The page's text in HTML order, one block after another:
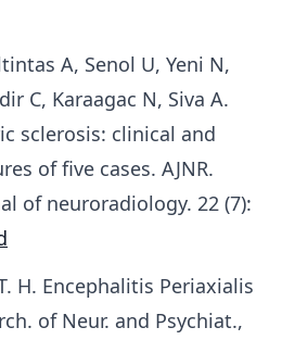
A, Senol U, Yeni N,
C, Karaagac N, Siva A.
sclerosis: clinical and
of five cases. AJNR.
of neuroradiology. 22 (7):
H. Encephalitis Periaxialis
of Neur. and Psychiat.,